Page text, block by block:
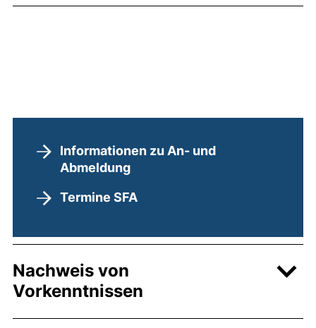
Informationen zu An- und
Abmeldung
Termine SFA
Nachweis von
Vorkenntnissen